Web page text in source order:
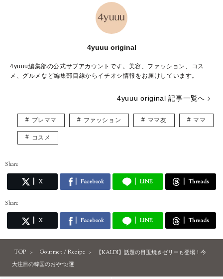
4yuuu original
4yuuu編集部の公式サブアカウントです。美容、ファッション、コス
メ、グルメなど編集部目線からイチオシ情報をお届けしています。
4yuuu original 記事一覧へ
プレママ ファッション ママ友 ママ
コスメ
Share
X Facebook LINE Threads
Share
X Facebook LINE Threads
TOP Gourmet / Recipe
【KALDI】話題の目玉焼きゼリーも登場！今
大注目の韓国のおやつ5選